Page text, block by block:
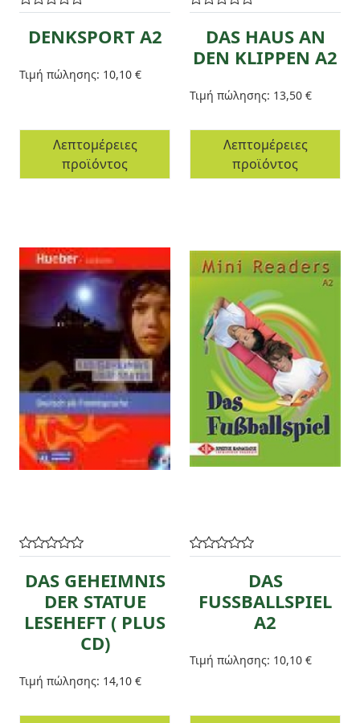
DENKSPORT A2
Τιμή πώλησης: 10,10 €
Λεπτομέρειες
προϊόντος
DAS HAUS AN
DEN KLIPPEN A2
Τιμή πώλησης: 13,50 €
Λεπτομέρειες
προϊόντος
DAS GEHEIMNIS
DER STATUE
LESEHEFT ( PLUS
CD)
Τιμή πώλησης: 14,10 €
DAS
FUSSBALLSPIEL
A2
Τιμή πώλησης: 10,10 €